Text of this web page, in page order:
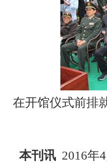
在开馆仪式前排
本刊讯 2016年4